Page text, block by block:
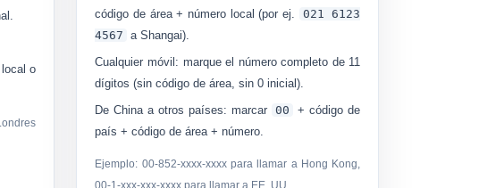
o
código de área + número local (por ej.
021 6123
4567 a Shangai).
Cualquier móvil: marque el número completo de 11
dígitos (sin código de área, sin 0 inicial).
De China a otros países: marcar 00
+ código de
país + código de área + número.
Ejemplo: 00-852-xxxx-xxxx para llamar a Hong Kong,
00-1-xxx-xxx-xxxx para llamar a EE. UU.